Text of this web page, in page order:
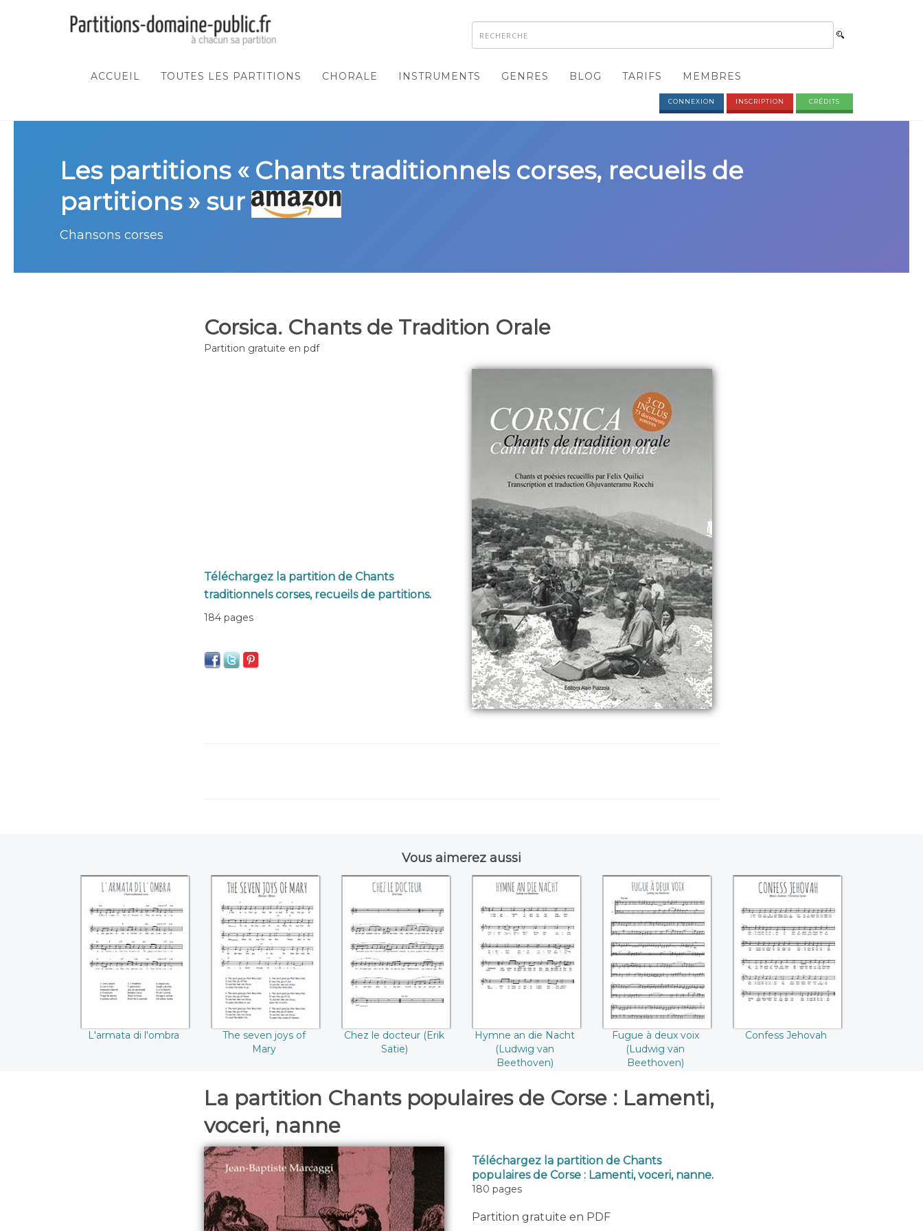
ACCUEIL TOUTES LES PARTITIONS CHORALE INSTRUMENTS GENRES BLOG TARIFS MEMBRES
CONNEXION INSCRIPTION CRÉDITS
Les partitions « Chants traditionnels corses, recueils de
partitions » sur
Chansons corses
Corsica. Chants de Tradition Orale
Partition gratuite en pdf
Téléchargez la partition de Chants
traditionnels corses, recueils de partitions.
184 pages
Vous aimerez aussi
L'armata di l'ombra
L'armata di l'ombra
The seven joys of
Mary
The seven joys of
Mary
Chez le docteur
(Erik Satie)
Chez le docteur (Erik
Satie)
Hymne an die
Nacht (Ludwig van
Beethoven)
Hymne an die Nacht
(Ludwig van
Beethoven)
Fugue à deux voix
(Ludwig van
Beethoven)
Fugue à deux voix
(Ludwig van
Beethoven)
Confess Jehovah
Confess Jehovah
La partition Chants populaires de Corse : Lamenti,
voceri, nanne
Téléchargez la partition de Chants
populaires de Corse : Lamenti, voceri, nanne.
180 pages
Partition gratuite en PDF